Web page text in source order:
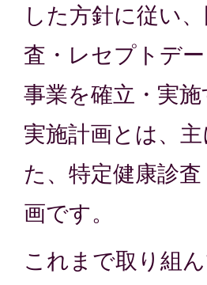
した方針に従い
査・レセプトデ
事業を確立・実
実施計画とは、
た、特定健康診
画です。
これまで取り組